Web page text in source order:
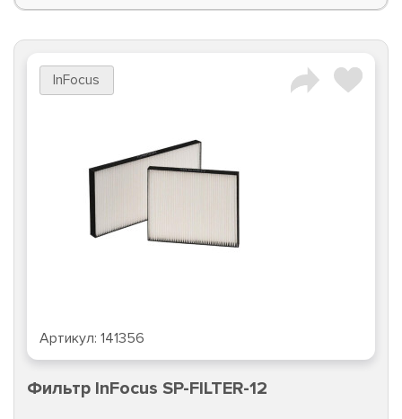
InFocus
Артикул: 141356
Фильтр InFocus SP-FILTER-12